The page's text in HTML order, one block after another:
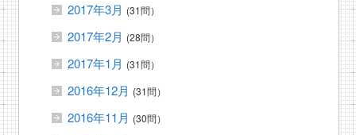
2017年3月 (31問）
2017年2月 (28問）
2017年1月 (31問）
2016年12月 (31問）
2016年11月 (30問）